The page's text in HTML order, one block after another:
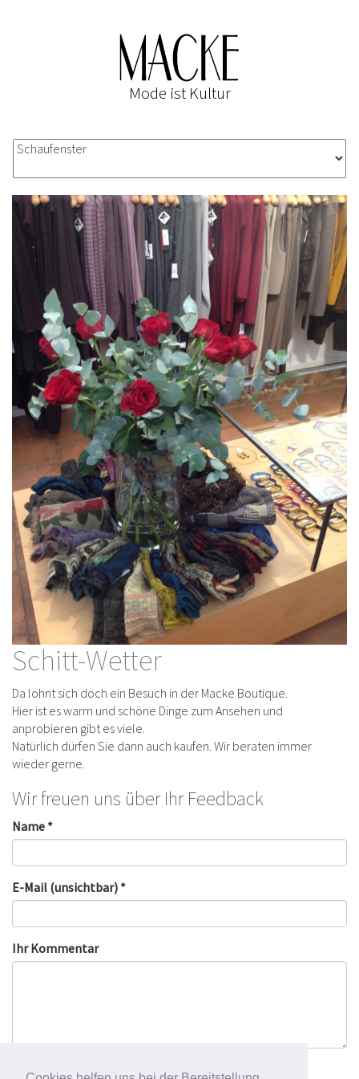
Mode ist Kultur
Schitt-Wetter
Da lohnt sich doch ein Besuch in der Macke Boutique.
Hier ist es warm und schöne Dinge zum Ansehen und
anprobieren gibt es viele.
Natürlich dürfen Sie dann auch kaufen. Wir beraten immer
wieder gerne.
Wir freuen uns über Ihr Feedback
Name *
E-Mail (unsichtbar) *
Ihr Kommentar